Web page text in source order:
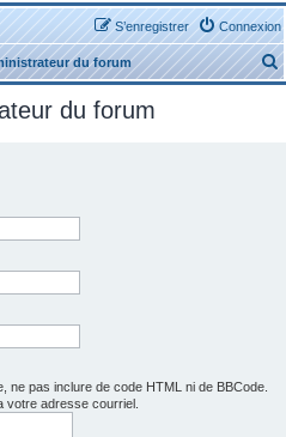
Connexion
S’enregistrer
du forum
e
du forum
pas inclure de code HTML ni de BBCode.
votre adresse courriel.